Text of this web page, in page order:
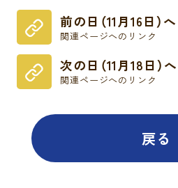
前の日（11月16日）へ
関連ページへのリンク
次の日（11月18日）へ
関連ページへのリンク
戻る